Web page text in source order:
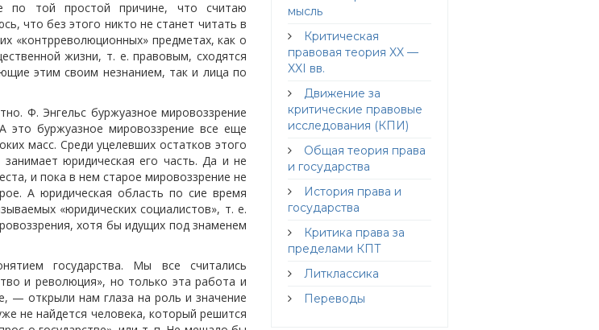
по той простой причине, что считаю
что без этого никто не станет читать в
«контрреволюционных» предметах, как о
жизни, т. е. правовым, сходятся
этим своим незнанием, так и лица по
Ф. Энгельс буржуазное мировоззрение
это буржуазное мировоззрение все еще
масс. Среди уцелевших остатков этого
юридическая его часть. Да и не
и пока в нем старое мировоззрение не
А юридическая область по сие время
«юридических социалистов», т. е.
хотя бы идущих под знаменем
государства. Мы все считались
и революция», но только эта работа и
— открыли нам глаза на роль и значение
не найдется человека, который решится
мысль
Критическая
правовая теория XX —
XXI вв.
Движение за
критические правовые
исследования (КПИ)
Общая теория права
и государства
История права и
государства
Критика права за
пределами КПТ
Литклассика
Переводы